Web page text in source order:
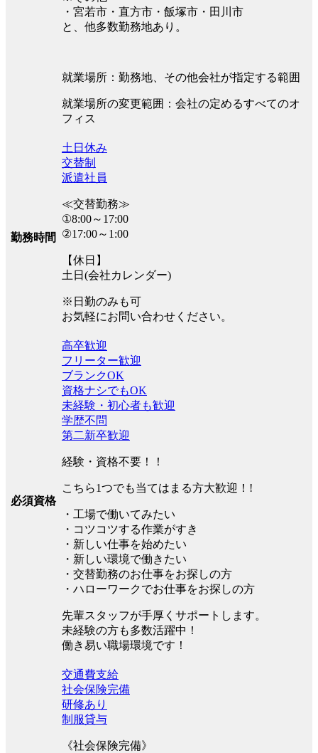
・宮若市・直方市・飯塚市・田川市
と、他多数勤務地あり。
就業場所：勤務地、その他会社が指定する範囲
就業場所の変更範囲：会社の定めるすべてのオ
フィス
勤務時間
土日休み
交替制
派遣社員
≪交替勤務≫
①8:00～17:00
②17:00～1:00
【休日】
土日(会社カレンダー)
※日勤のみも可
お気軽にお問い合わせください。
必須資格
高卒歓迎
フリーター歓迎
ブランクOK
資格ナシでもOK
未経験・初心者も歓迎
学歴不問
第二新卒歓迎
経験・資格不要！！
こちら1つでも当てはまる方大歓迎！!
・工場で働いてみたい
・コツコツする作業がすき
・新しい仕事を始めたい
・新しい環境で働きたい
・交替勤務のお仕事をお探しの方
・ハローワークでお仕事をお探しの方
先輩スタッフが手厚くサポートします。
未経験の方も多数活躍中！
働き易い職場環境です！
交通費支給
社会保険完備
研修あり
制服貸与
《社会保険完備》